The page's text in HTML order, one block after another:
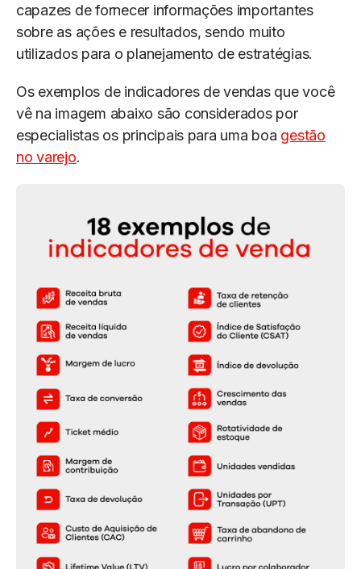
capazes de fornecer informações importantes
sobre as ações e resultados, sendo muito
utilizados para o planejamento de estratégias.
Os exemplos de indicadores de vendas que você
vê na imagem abaixo são considerados por
especialistas os principais para uma boa gestão
no varejo.